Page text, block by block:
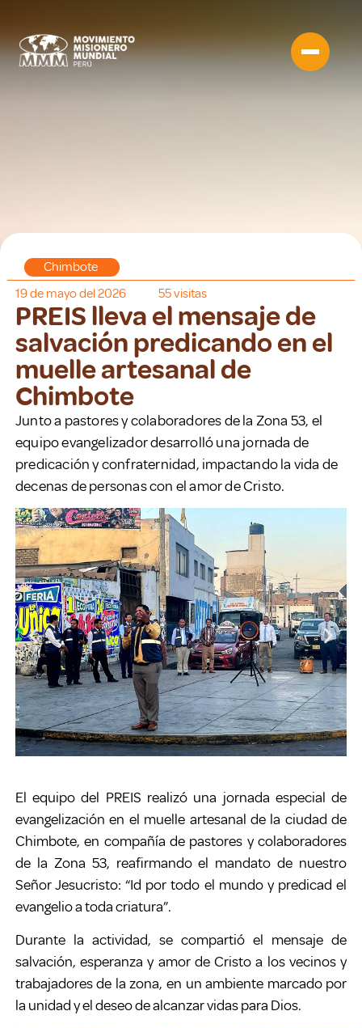
Chimbote
19 de mayo del 2026
55visitas
PREIS lleva el mensaje de
salvación predicando en el
muelle artesanal de
Chimbote
Junto a pastores y colaboradores de la Zona 53, el
equipo evangelizador desarrolló una jornada de
predicación y confraternidad, impactando la vida de
decenas de personas con el amor de Cristo.
El equipo del PREIS realizó una jornada especial de
evangelización en el muelle artesanal de la ciudad de
Chimbote, en compañía de pastores y colaboradores
de la Zona 53, reafirmando el mandato de nuestro
Señor Jesucristo: “Id por todo el mundo y predicad el
evangelio a toda criatura”.
Durante la actividad, se compartió el mensaje de
salvación, esperanza y amor de Cristo a los vecinos y
trabajadores de la zona, en un ambiente marcado por
la unidad y el deseo de alcanzar vidas para Dios.